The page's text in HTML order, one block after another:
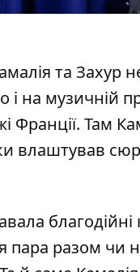
та Захур
музичній
Там
влаштував
пара разом чи